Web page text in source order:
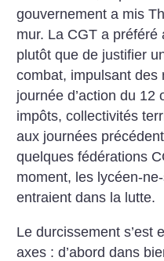
gouvernement a mis
mur. La CGT a
plutôt que de justifier
combat, impulsant des
journée d’action du 12
impôts, collectivités
aux journées
quelques fédérations
moment, les lycéen-
entraient dans la lutte.
Le durcissement s’est
axes : d’abord dans